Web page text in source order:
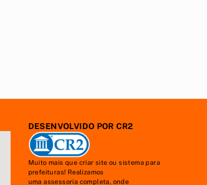
DESENVOLVIDO POR CR2
Muito mais que criar site ousistema para
prefeituras! Realizamos
umaassessoria completa, onde